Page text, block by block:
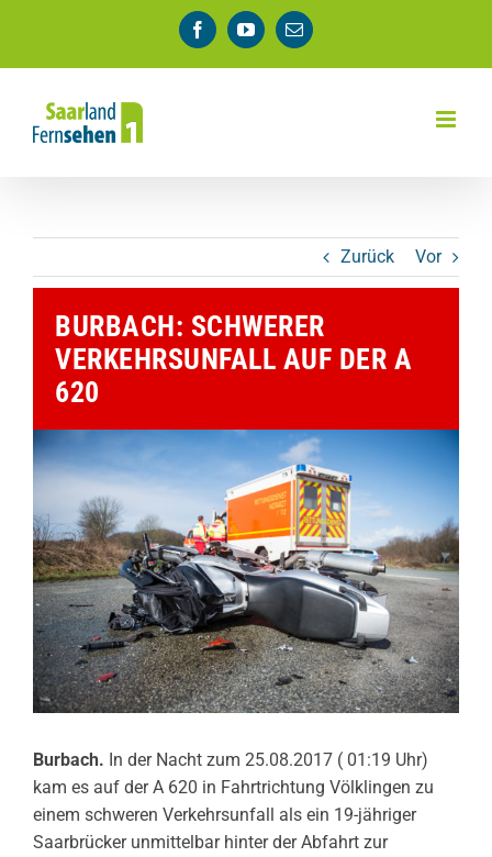
springen
FacebookYouTube
E-
Mail
Zurück Vor
BURBACH: SCHWERER
VERKEHRSUNFALL AUF DER A
620
Burbach. In der Nacht zum 25.08.2017 ( 01:19 Uhr)
kam es auf der A 620 in Fahrtrichtung Völklingen zu
einem schweren Verkehrsunfall als ein 19-jähriger
Saarbrücker unmittelbar hinter der Abfahrt zur